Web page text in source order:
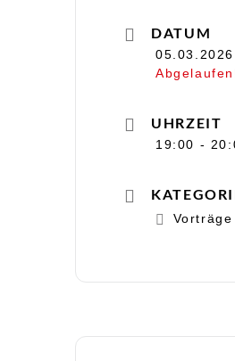
DATUM
05.03.2026
UHRZEIT
19:00 -
Vorträge